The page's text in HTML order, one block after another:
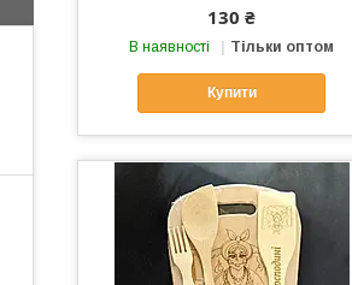
130 ₴
В наявності Тільки оптом
Купити